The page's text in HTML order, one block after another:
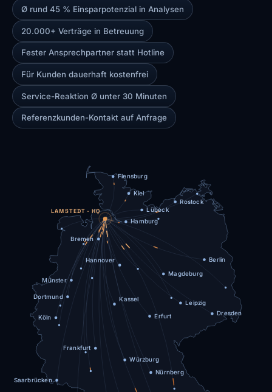
Ø rund 45 % Einsparpotenzial in Analysen
20.000+ Verträge in Betreuung
Fester Ansprechpartner statt Hotline
Für Kunden dauerhaft kostenfrei
Service-Reaktion Ø unter 30 Minuten
Referenzkunden-Kontakt auf Anfrage
Flensburg
Kiel
Rostock
Hamburg
Bremen
Berlin
Hannover
Münster
Dortmund
Leipzig
Dresden
Köln
Kassel
Frankfurt
Nürnberg
Saarbrücken
Lübeck
Magdeburg
Erfurt
Würzburg
LAMSTEDT · HQ